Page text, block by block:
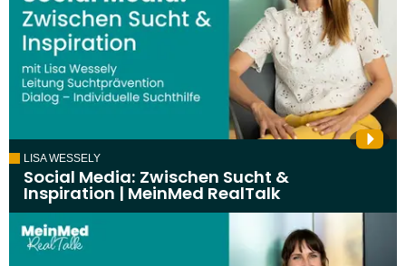
LISA WESSELY
Social Media: Zwischen Sucht &
Inspiration | MeinMed RealTalk